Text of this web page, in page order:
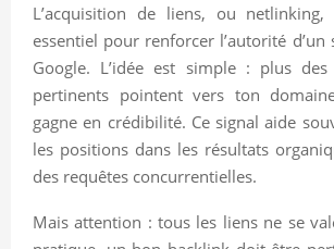
L’acquisition de liens, ou
essentiel pour renforcer l’autorité
Google. L’idée est simple : plus
pertinents pointent vers ton
gagne en crédibilité. Ce signal aide
les positions dans les résultats
des requêtes concurrentielles.
Mais attention : tous les liens ne se